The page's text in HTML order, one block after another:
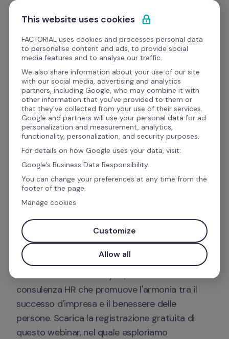
Passa al contenuto
Comincia gratis
Webinar gratuiti risorse umane
Gestione dei talenti
PMI e Benessere in
Azienda: Strategie di
Successo per una
Crescita Sostenibile
Intervista a Tiziana Pregliasco, imprenditrice ed
executive coach.
Non perderti quest'intervista con Tiziana
Pregliasco, imprenditrice ed executive coach,
nonché fondatrice di Pyxis, una società di
consulenza HR che promuove l'armonia tra il
successo d'impresa e il benessere delle
persone. Scarica la registrazione gratuita di
questo webinar, nel quale esploriamo
This website uses cookies
FACTORIAL uses cookies and processes personal data
to personalise content and ads, to provide social
media features and to analyse our traffic.
We also share information about your use of our site
with our social media, advertising and analytics
partners, including Google, who may combine it with
other information that you've provided to them or
that they've collected from your use of their services.
Google and partners will use your personal data for ad
personalization and measurement, analytics,
functionality, personalization, and security purposes.
For details on how Google uses your data, visit:
Google's Business Data Responsibility.
You can change your preferences at any time from the
footer of the page.
Manage cookies
Customize
Allow all